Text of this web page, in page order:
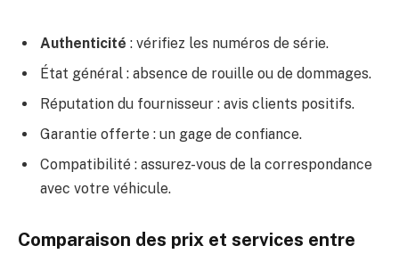
Authenticité : vérifiez les numéros de série.
État général : absence de rouille ou de dommages.
Réputation du fournisseur : avis clients positifs.
Garantie offerte : un gage de confiance.
Compatibilité : assurez-vous de la correspondance
avec votre véhicule.
Comparaison des prix et services entre